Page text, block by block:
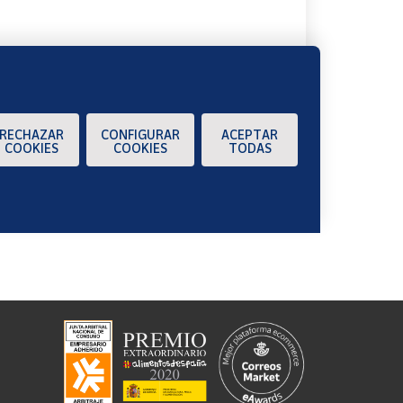
COOKIES
CONFIGURAR
COOKIES
ACEPTAR
TODAS